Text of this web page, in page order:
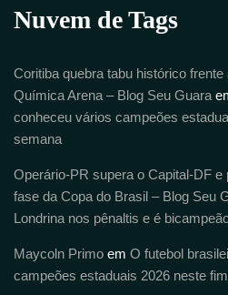
Nuvem de Tags
Coritiba quebra tabu histórico
Química Arena – Blog Seu Guara
conheceu vários campeões
semana
Operário-PR supera o Capital-DF
fase da Copa do Brasil – Blog Seu
Londrina nos pênaltis e é
Maycoln Primo em O futebol
campeões estaduais 2026 neste